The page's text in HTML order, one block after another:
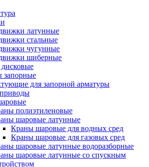
латунные
стальные
чугунные
шиберные
запорные
для запорной арматуры
полиэтиленовые
шаровые латунные
Краны шаровые для водных сред
Краны шаровые для газовых сред
шаровые латунные водоразборные
шаровые латунные со спускным